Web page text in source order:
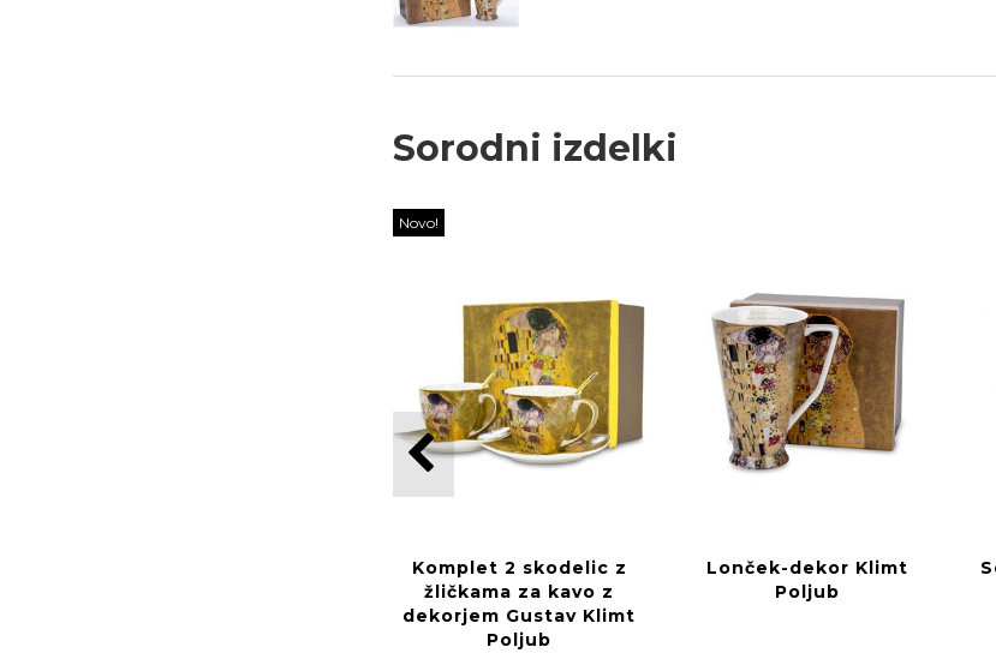
Sorodni izdelki
Novo!
Komplet 2 skodelic z
žličkama za kavo z
dekorjem Gustav Klimt
Poljub
Lonček-dekor Klimt
Poljub